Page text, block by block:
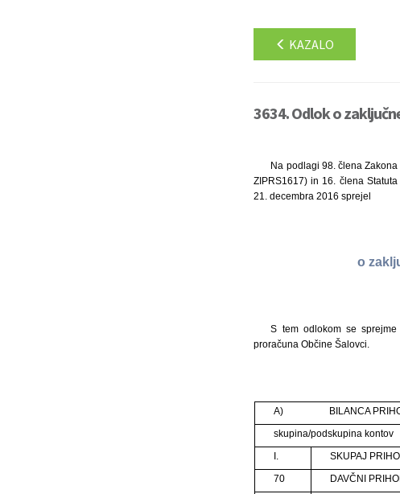
KAZALO
3634. Odlok o
Na podlagi 98. člena
ZIPRS1617) in 16. člena
21. decembra 2016 sprejel
o
S tem odlokom se
proračuna Občine Šalovci.
A) BILANCA
skupina/podskupina kontov
I.
SKUPAJ
70
DAVČNI